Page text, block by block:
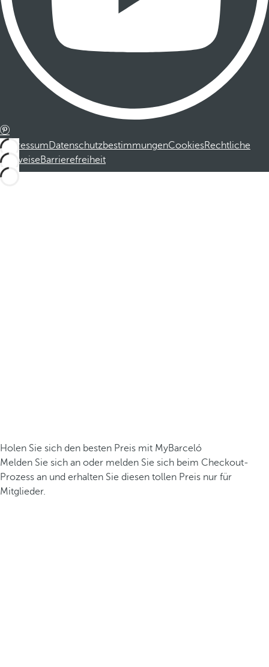
ImpressumDatenschutzbestimmungenCookiesRechtliche
HinweiseBarrierefreiheit
Holen Sie sich den besten Preis mit MyBarceló
Melden Sie sich an oder melden Sie sich beim Checkout-
Prozess an und erhalten Sie diesen tollen Preis nur für
Mitglieder.